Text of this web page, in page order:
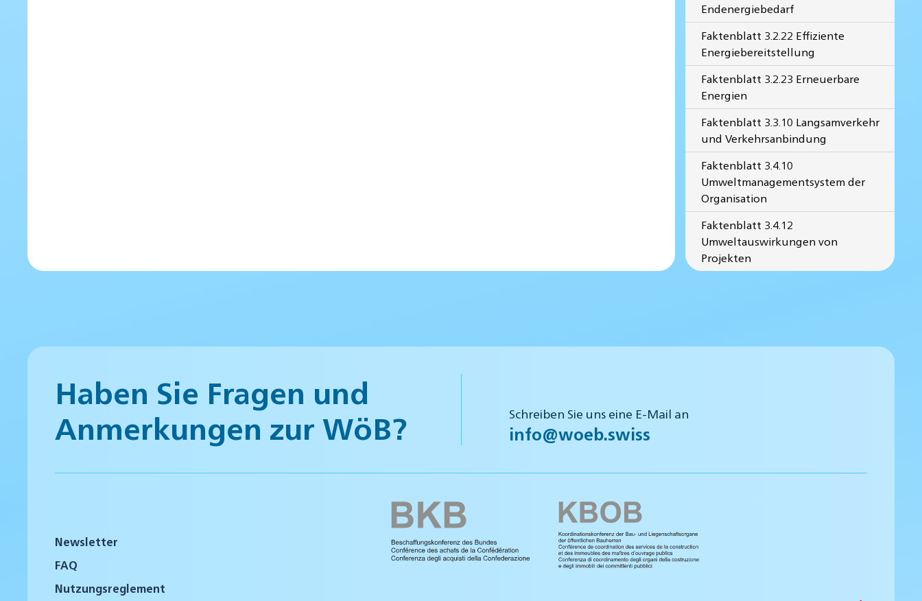
Endenergiebedarf
Faktenblatt 3.2.22 Effiziente
Energiebereitstellung
Faktenblatt 3.2.23 Erneuerbare
Energien
Faktenblatt 3.3.10 Langsamverkehr
und Verkehrsanbindung
Faktenblatt 3.4.10
Umweltmanagementsystem der
Organisation
Faktenblatt 3.4.12
Umweltauswirkungen von
Projekten
Haben Sie Fragen und
Anmerkungen zur WöB?
Schreiben Sie uns eine E-Mail an
info@woeb.swiss
Newsletter
FAQ
Nutzungsreglement